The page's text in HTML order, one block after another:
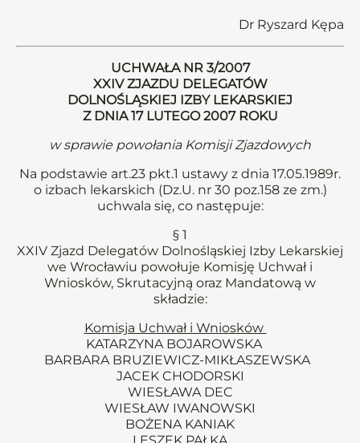
Dr Ryszard Kępa
UCHWAŁA NR 3/2007
XXIV ZJAZDU DELEGATÓW
DOLNOŚLĄSKIEJ IZBY LEKARSKIEJ
Z DNIA 17 LUTEGO 2007 ROKU
w sprawie powołania Komisji Zjazdowych
Na podstawie art.23 pkt.1 ustawy z dnia 17.05.1989r.
o izbach lekarskich (Dz.U. nr 30 poz.158 ze zm.)
uchwala się, co następuje:
§ 1
XXIV Zjazd Delegatów Dolnośląskiej Izby Lekarskiej
we Wrocławiu powołuje Komisję Uchwał i
Wniosków, Skrutacyjną oraz Mandatową w
składzie:
Komisja Uchwał i Wniosków
KATARZYNA BOJAROWSKA
BARBARA BRUZIEWICZ-MIKŁASZEWSKA
JACEK CHODORSKI
WIESŁAWA DEC
WIESŁAW IWANOWSKI
BOŻENA KANIAK